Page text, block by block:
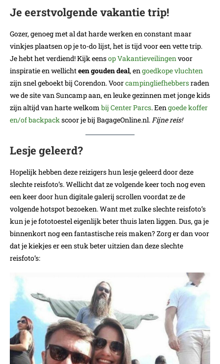
Je eerstvolgende vakantie trip!
Gozer, genoeg met al dat harde werken en constant maar
vinkjes plaatsen op je to-do lijst, het is tijd voor een vette trip.
Je hebt het verdiend! Kijk eensop Vakantieveilingenvoor
inspiratie en wellichteen gouden deal, engoedkope vluchten
zijn snel geboekt bij Corendon. Voorcampingliefhebbersraden
we de site van Suncamp aan, en leuke gezinnen met jonge kids
zijn altijd van harte welkom bij Center Parcs. Eengoede koffer
en/of backpackscoor je bij BagageOnline.nl.Fijne reis!
Lesje geleerd?
Hopelijk hebben deze reizigers hun lesje geleerd door deze
slechte reisfoto’s. Wellicht dat ze volgende keer toch nog even
een keer door hun digitale galerij scrollen voordat ze de
volgende hotspot bezoeken. Want met zulke slechte reisfoto’s
kun je je fototoestel eigenlijk beter thuis laten liggen. Dus, ga je
binnenkort nog een fantastische reis maken? Zorg er dan voor
dat je kiekjes er een stuk beter uitzien dan deze slechte
reisfoto’s: